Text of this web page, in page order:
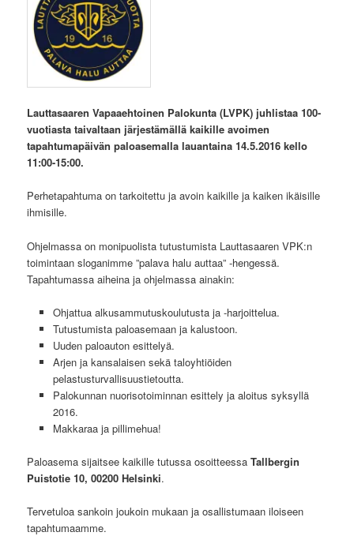
Lauttasaaren Vapaaehtoinen Palokunta (LVPK) juhlistaa 100-
vuotiasta taivaltaan järjestämällä kaikille avoimen
tapahtumapäivän paloasemalla lauantaina 14.5.2016 kello
11:00-15:00.
Perhetapahtuma on tarkoitettu ja avoin kaikille ja kaiken ikäisille
ihmisille.
Ohjelmassa on monipuolista tutustumista Lauttasaaren VPK:n
toimintaan sloganimme ”palava halu auttaa” -hengessä.
Tapahtumassa aiheina ja ohjelmassa ainakin:
Ohjattua alkusammutuskoulutusta ja -harjoittelua.
Tutustumista paloasemaan ja kalustoon.
Uuden paloauton esittelyä.
Arjen ja kansalaisen sekä taloyhtiöiden
pelastusturvallisuustietoutta.
Palokunnan nuorisotoiminnan esittely ja aloitus syksyllä
2016.
Makkaraa ja pillimehua!
Paloasema sijaitsee kaikille tutussa osoitteessaTallbergin
Puistotie 10, 00200 Helsinki.
Tervetuloa sankoin joukoin mukaan ja osallistumaan iloiseen
tapahtumaamme.